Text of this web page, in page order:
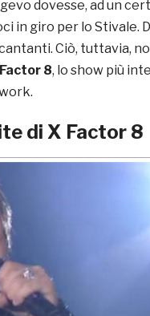
dovesse, ad un
in giro per lo Stivale.
Ciò, tuttavia,
8, lo show più
di X Factor 8